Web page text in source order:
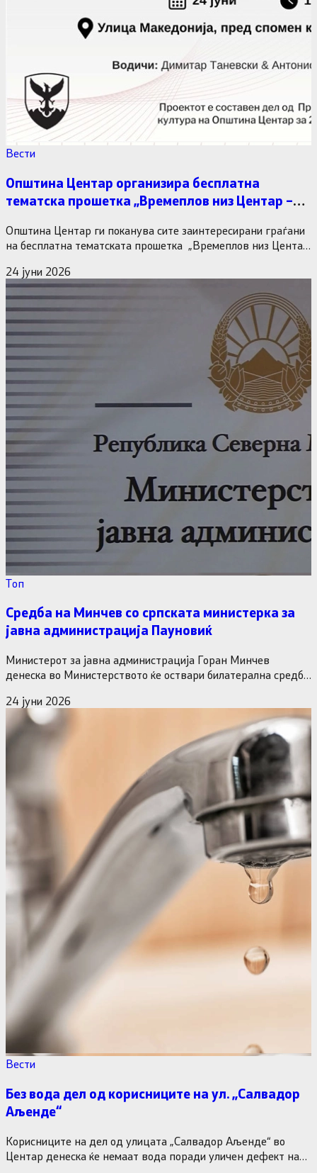
Вести
Општина Центар организира бесплатна
тематска прошетка „Времеплов низ Центар –
Општина Центар ги поканува сите заинтересирани граѓани
на бесплатна тематската прошетка „Времеплов низ Центар,
24 јуни 2026
Tоп
Средба на Минчев со српската министерка за
јавна администрација Пауновиќ
Министерот за јавна администрација Горан Минчев
денеска во Министерството ќе оствари билатерална средба
24 јуни 2026
Вести
Без вода дел од корисниците на ул. „Салвадор
Аљенде“
Корисниците на дел од улицата „Салвадор Аљенде“ во
Центар денеска ќе немаат вода поради уличен дефект на